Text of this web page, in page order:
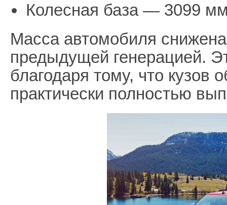
Колесная база — 3099
Масса автомобиля
предыдущей генерацией.
благодаря тому, что кузов
практически полностью